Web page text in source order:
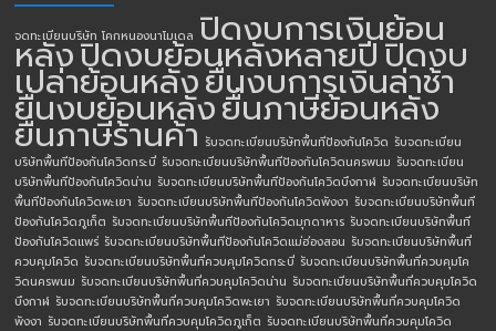
จดทะเบียนบริษัท โคกหนองนาโมเดล ปิดงบการเงินย้อน
หลังปิดงบย้อนหลังหลายปีปิดงบ
เปล่าย้อนหลังยื่นงบการเงินล่าช้า
ยื่นงบย้อนหลังยื่นภาษีย้อนหลัง
ยื่นภาษีร้านค้า รับจดทะเบียนบริษัทพื้นทีป้องกันโควิด รับจดทะเบียน
บริษัทพื้นทีป้องกันโควิดกระบี่ รับจดทะเบียนบริษัทพื้นทีป้องกันโควิดนครพนม รับจดทะเบียน
บริษัทพื้นทีป้องกันโควิดน่าน รับจดทะเบียนบริษัทพื้นทีป้องกันโควิดบึงกาฬ รับจดทะเบียนบริษัท
พื้นทีป้องกันโควิดพะเยา รับจดทะเบียนบริษัทพื้นทีป้องกันโควิดพังงา รับจดทะเบียนบริษัทพื้นที
ป้องกันโควิดภูเก็ต รับจดทะเบียนบริษัทพื้นทีป้องกันโควิดมุกดาหาร รับจดทะเบียนบริษัทพื้นที
ป้องกันโควิดแพร่ รับจดทะเบียนบริษัทพื้นทีป้องกันโควิดแม่ฮ่องสอน รับจดทะเบียนบริษัทพื้นที่
ควบคุมโควิด รับจดทะเบียนบริษัทพื้นที่ควบคุมโควิดกระบี่ รับจดทะเบียนบริษัทพื้นที่ควบคุมโค
วิดนครพนม รับจดทะเบียนบริษัทพื้นที่ควบคุมโควิดน่าน รับจดทะเบียนบริษัทพื้นที่ควบคุมโควิด
บึงกาฬ รับจดทะเบียนบริษัทพื้นที่ควบคุมโควิดพะเยา รับจดทะเบียนบริษัทพื้นที่ควบคุมโควิด
พังงา รับจดทะเบียนบริษัทพื้นที่ควบคุมโควิดภูเก็ต รับจดทะเบียนบริษัทพื้นที่ควบคุมโควิด